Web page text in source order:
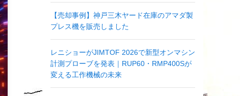
【売却事例】神戸三木ヤード在庫のアマダ製
プレス機を販売しました
レニショーがJIMTOF 2026で新型オンマシン
計測プローブを発表｜RUP60・RMP400Sが
変える工作機械の未来